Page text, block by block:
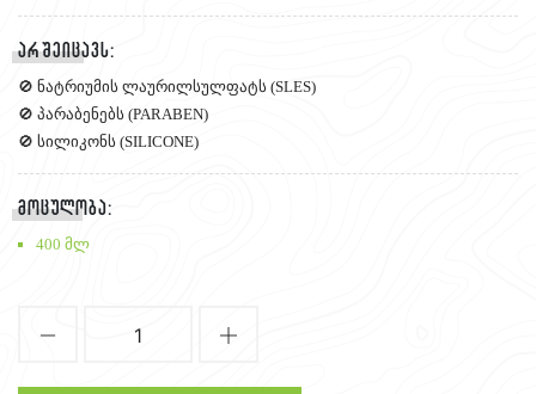
არ შეიცავს:
🚫 ნატრიუმის ლაურილსულფატს (SLES)
🚫 პარაბენებს (PARABEN)
🚫 სილიკონს (SILICONE)
მოცულობა:
400 მლ
1